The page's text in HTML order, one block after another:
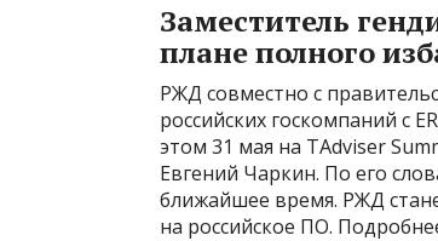
Заместитель
плане полного
РЖД совместно с
российских госкомпаний с
этом 31 мая на TAdviser
Евгений Чаркин. По его
ближайшее время. РЖД
на российское ПО.